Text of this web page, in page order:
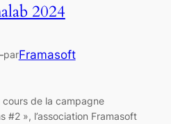
2024
parFramasoft
cours de la campagne
#2 », l’association Framasoft